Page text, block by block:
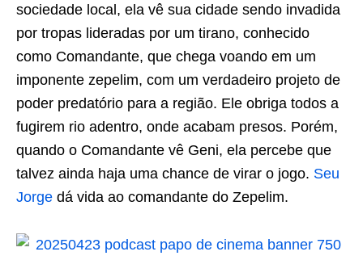
sociedade local, ela vê sua cidade sendo invadida
por tropas lideradas por um tirano, conhecido
como Comandante, que chega voando em um
imponente zepelim, com um verdadeiro projeto de
poder predatório para a região. Ele obriga todos a
fugirem rio adentro, onde acabam presos. Porém,
quando o Comandante vê Geni, ela percebe que
talvez ainda haja uma chance de virar o jogo. Seu
Jorge dá vida ao comandante do Zepelim.